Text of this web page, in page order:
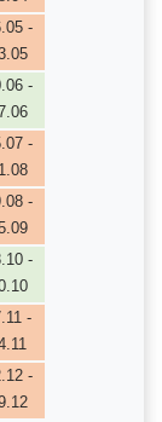
-
-
-
-
-
-
-